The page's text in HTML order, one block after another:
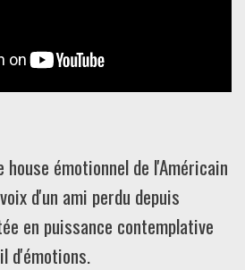
house émotionnel de l'Américain
d'un ami perdu depuis
en puissance contemplative
d'émotions.